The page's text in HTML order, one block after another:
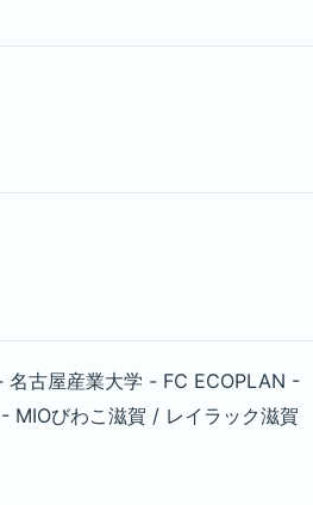
名古屋産業大学 - FC ECOPLAN -
MIOびわこ滋賀 / レイラック滋賀